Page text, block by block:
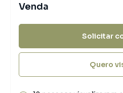
Venda
Solicitar
Quero